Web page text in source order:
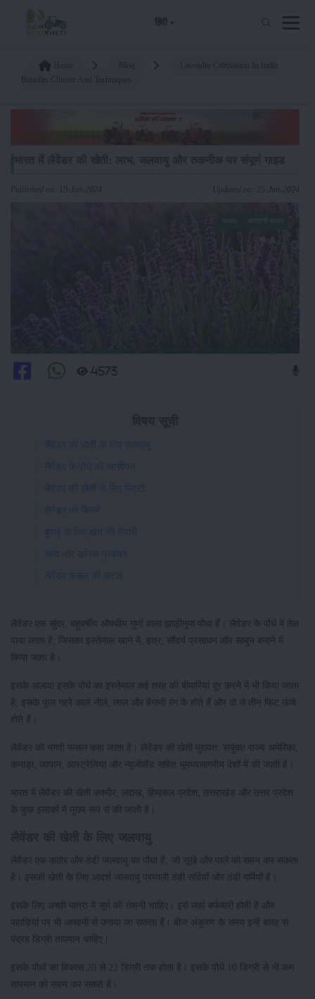
हिंदी
Published on: 19-Jun-2024 Updated on: 25-Jun-2024
4573
लैवेंडर की खेती के लिए जलवायु
लैवेंडर के पौधे की खासीयत
लैवेंडर की खेती के लिए मिट्टी
लैवेंडर की किस्में
बुवाई के लिए खेत की तैयारी
खाद और उर्वरक प्रबंधन
लैवेंडर फसल की कटाई
लैवेंडर एक सुंदर, बहुवर्षीय औषधीय गुणों वाला झाड़ीनुमा पौधा हैं। लैवेंडर के पौधे में तेल
पाया जाता है, जिसका इस्तेमाल खाने में, इत्र, सौंदर्य प्रसाधन और साबुन बनाने में
किया जाता है।
इसके अलावा इसके पौधे का इस्तेमाल कई तरह की बीमारियां दूर करने में भी किया जाता
है, इसके फूल गहरे काले नीले, लाल और बेंगानी रंग के होते हैं और दो से तीन फिट ऊंचे
होते हैं।
लैवेंडर को नगदी फसल कहा जाता है। लैवेंडर की खेती मुख्यत: सयुंक्त राज्य अमेरिका,
कनाड़ा, जापान, आस्ट्रेलिया और न्यूजीलैंड सहित भूमध्यसागरीय देशों में की जाती है।
भारत में लैवेंडर की खेती कश्मीर, लद्दाख, हिमाचल प्रदेश, उत्तराखंड और उत्तर प्रदेश
के कुछ इलाकों में मुख्य रूप से की जाती है।
लैवेंडर एक कठोर और ठंडी जलवायु का पौधा है, जो सूखे और पाले को सहन कर सकता
है। इसकी खेती के लिए आदर्श जलवायु प्रणाली ठंडी सर्दियाँ और ठंडी गर्मियाँ है।
इसके लिए अच्छी मात्रा में सूर्य की रोशनी चाहिए। इसे जहां बर्फबारी होती है और
पहाड़ियां पर भी आसानी से उगाया जा सकता हैं। बीज अंकुरण के समय इन्हें बारह से
पंद्रह डिग्री तापमान चाहिए।
इसके पौधों का विकास 20 से 22 डिग्री तक होता है। इसके पौधे 10 डिग्री से भी कम
तापमान को सहन कर सकते हैं।